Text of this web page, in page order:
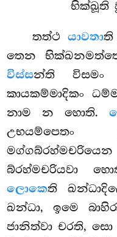
භික්ඛූති
තත්ථ යාවතාති
තෙන
විස්සන්ති විසමං
කායකම්මාදිකං
නාම න හොති.
බ්රහ්මචරියවා
ලොකෙති
ඛන්ධා, ඉමෙ
ජානිත්වාචරති, සො